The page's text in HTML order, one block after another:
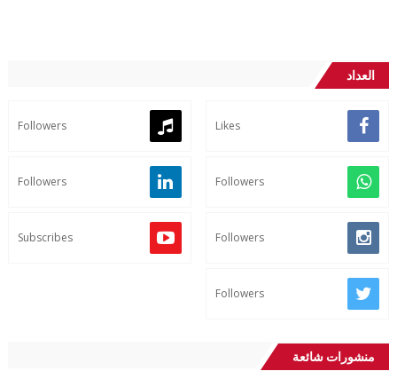
العداد
Likes
Followers
Followers
Followers
Followers
Subscribes
Followers
منشورات شائعة